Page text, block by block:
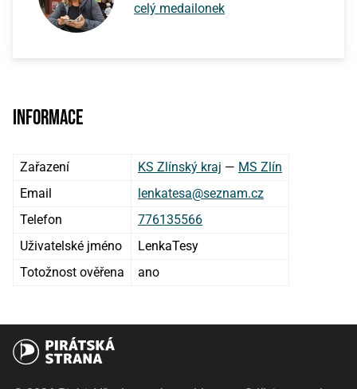
celý medailonek
Informace
Zařazení KS Zlínský kraj — MS Zlín
Email
lenkatesa@seznam.cz
Telefon
776135566
Uživatelské jméno
LenkaTesy
Totožnost ověřena
ano